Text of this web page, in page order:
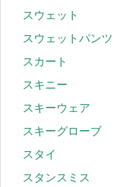
スウェット
スウェットパンツ
スカート
スキニー
スキーウェア
スキーグローブ
スタイ
スタンスミス